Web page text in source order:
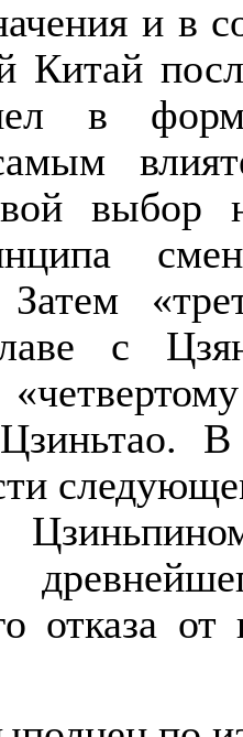
и в
Китай
в
выбор
Затем
с
В
отказа